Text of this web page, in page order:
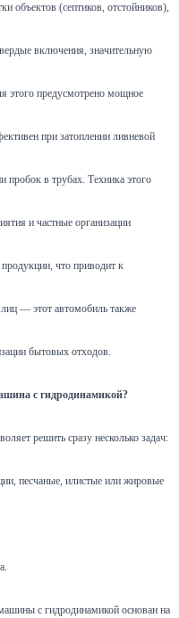
(септиков, отстойников),
включения, значительную
этого предусмотрено мощное
при затоплении ливневой
пробок в трубах. Техника этого
и частные организации
что приводит к
— этот автомобиль также
бытовых отходов.
с гидродинамикой?
решить сразу несколько задач:
песчаные, илистые или жировые
с гидродинамикой основан на